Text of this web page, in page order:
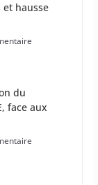
hausse
du
face aux